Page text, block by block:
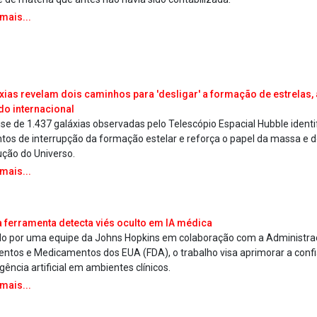
revelam dois caminhos para 'desligar' a formação de estrelas,
internacional
de 1.437 galáxias observadas pelo Telescópio Espacial Hubble
de interrupção da formação estelar e reforça o papel da massa e
do Universo.
ferramenta detecta viés oculto em IA médica
por uma equipe da Johns Hopkins em colaboração com a
e Medicamentos dos EUA (FDA), o trabalho visa aprimorar a
artificial em ambientes clínicos.